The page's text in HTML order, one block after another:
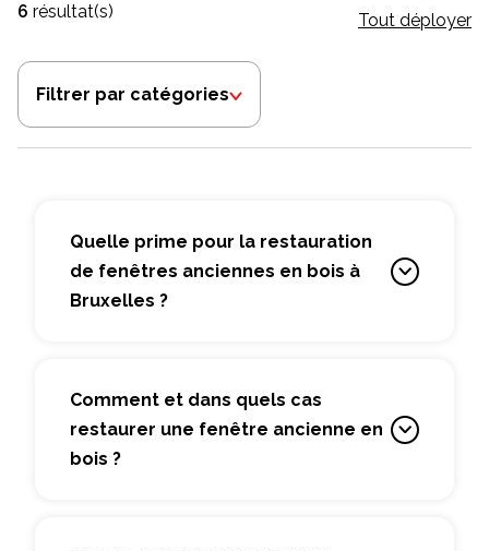
6 résultat(s) Tout déployer
Filtrer par catégories
Quelle prime pour la restauration
de fenêtres anciennes en bois à
Bruxelles ?
Comment et dans quels cas
restaurer une fenêtre ancienne en
bois ?